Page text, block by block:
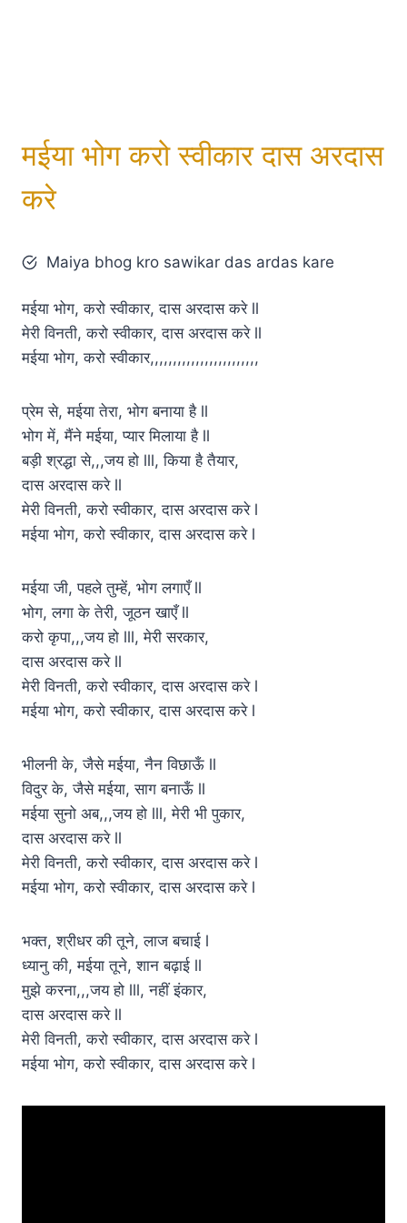
मईया भोग करो स्वीकार दास अरदास
करे
Maiya bhog kro sawikar das ardas kare
मईया भोग, करो स्वीकार, दास अरदास करे ll
मेरी विनती, करो स्वीकार, दास अरदास करे ll
मईया भोग, करो स्वीकार,,,,,,,,,,,,,,,,,,,,,,,,
प्रेम से, मईया तेरा, भोग बनाया है ll
भोग में, मैंने मईया, प्यार मिलाया है ll
बड़ी श्रद्धा से,,,जय हो lll, किया है तैयार,
दास अरदास करे ll
मेरी विनती, करो स्वीकार, दास अरदास करे l
मईया भोग, करो स्वीकार, दास अरदास करे l
मईया जी, पहले तुम्हें, भोग लगाएँ ll
भोग, लगा के तेरी, जूठन खाएँ ll
करो कृपा,,,जय हो lll, मेरी सरकार,
दास अरदास करे ll
मेरी विनती, करो स्वीकार, दास अरदास करे l
मईया भोग, करो स्वीकार, दास अरदास करे l
भीलनी के, जैसे मईया, नैन विछाऊँ ll
विदुर के, जैसे मईया, साग बनाऊँ ll
मईया सुनो अब,,,जय हो lll, मेरी भी पुकार,
दास अरदास करे ll
मेरी विनती, करो स्वीकार, दास अरदास करे l
मईया भोग, करो स्वीकार, दास अरदास करे l
भक्त, श्रीधर की तूने, लाज बचाई l
ध्यानु की, मईया तूने, शान बढ़ाई ll
मुझे करना,,,जय हो lll, नहीं इंकार,
दास अरदास करे ll
मेरी विनती, करो स्वीकार, दास अरदास करे l
मईया भोग, करो स्वीकार, दास अरदास करे l